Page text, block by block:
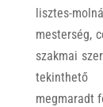
lisztes-
mesterség,
szakmai
tekinthető
megmaradt